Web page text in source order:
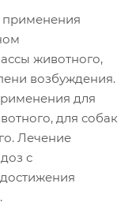
применения
животного,
возбуждения.
для
для собак
Лечение
с